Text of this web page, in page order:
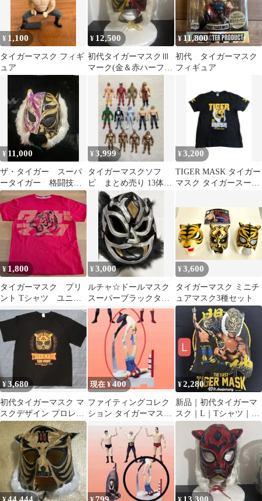
¥ 1,100
タイガーマスク フィギ
ュア
¥ 12,500
初代タイガーマスクⅢ
マーク(金＆赤ハーフ)
¥ 11,800
初代 タイガーマスク
フィギュア
¥ 11,000
ザ・タイガー スーパ
ータイガー 格闘技ハ
ーフマスク
¥3,999
タイガーマスクソフ
ビ まとめ売り 13体セ
ット トミー
¥3,200
TIGER MASK タイガー
マスク タイガースープ
¥1,800
タイガーマスク プリ
ント Tシャツ ユニク
ロ L
¥3,000
ルチャ☆ドールマスク
スーパーブラックタイ
ガー
¥3,600
タイガーマスク ミニチ
ュアマスク3種セット
¥3,680
初代タイガーマスク マ
スクデザイン プロレス
Tシャツ ブラック
現在 ¥400
ファイティングコレク
ション タイガーマスク
編 未開封
¥2,280
新品｜初代タイガーマ
スク｜L｜Tシャツ｜プ
ロレス｜佐山聡｜40周
年｜綿100%